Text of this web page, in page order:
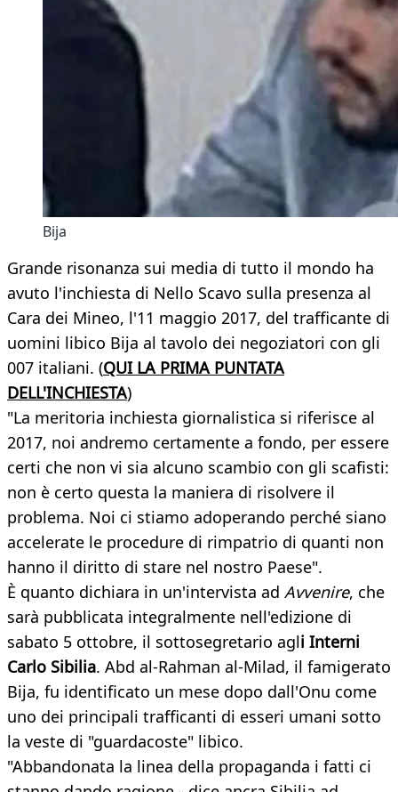
Bija
Grande risonanza sui media di tutto il mondo ha
avuto l'inchiesta di Nello Scavo sulla presenza al
Cara dei Mineo, l'11 maggio 2017, del trafficante di
uomini libico Bija al tavolo dei negoziatori con gli
007 italiani. (QUI LA PRIMA PUNTATA
DELL'INCHIESTA)
"La meritoria inchiesta giornalistica si riferisce al
2017, noi andremo certamente a fondo, per essere
certi che non vi sia alcuno scambio con gli scafisti:
non è certo questa la maniera di risolvere il
problema. Noi ci stiamo adoperando perché siano
accelerate le procedure di rimpatrio di quanti non
hanno il diritto di stare nel nostro Paese".
È quanto dichiara in un'intervista ad Avvenire, che
sarà pubblicata integralmente nell'edizione di
sabato 5 ottobre, il sottosegretario agli Interni
Carlo Sibilia. Abd al-Rahman al-Milad, il famigerato
Bija, fu identificato un mese dopo dall'Onu come
uno dei principali trafficanti di esseri umani sotto
la veste di "guardacoste" libico.
"Abbandonata la linea della propaganda i fatti ci